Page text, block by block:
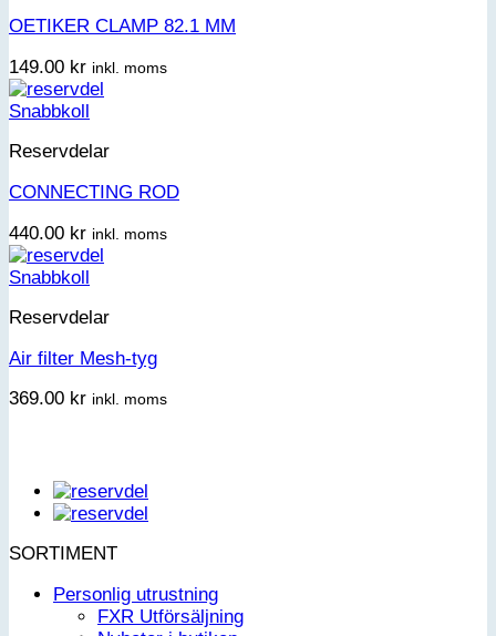
OETIKER CLAMP 82.1 MM
149.00 kr inkl. moms
Snabbkoll
Reservdelar
CONNECTING ROD
440.00 kr inkl. moms
Snabbkoll
Reservdelar
Air filter Mesh-tyg
369.00 kr inkl. moms
SORTIMENT
Personlig utrustning
FXR Utförsäljning